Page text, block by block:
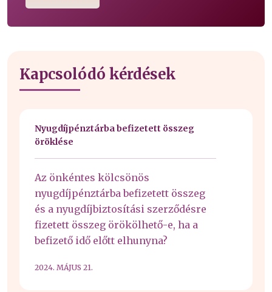
Kapcsolódó kérdések
Nyugdíjpénztárba befizetett összeg
öröklése
Az önkéntes kölcsönös
nyugdíjpénztárba befizetett összeg
és a nyugdíjbiztosítási szerződésre
fizetett összeg örökölhető-e, ha a
befizető idő előtt elhunyna?
2024. MÁJUS 21.